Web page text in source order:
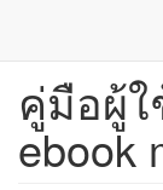
ข้าม
เนื้อหา
คู่มือผู้
ebook